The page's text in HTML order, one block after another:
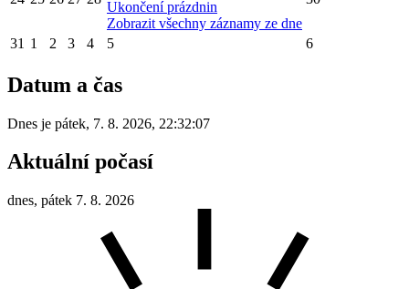
Ukončení prázdnin
Zobrazit všechny záznamy ze dne
31 1 2 3 4 5 6
Datum a čas
Dnes je pátek, 7. 8. 2026, 22:32:07
Aktuální počasí
dnes, pátek 7. 8. 2026